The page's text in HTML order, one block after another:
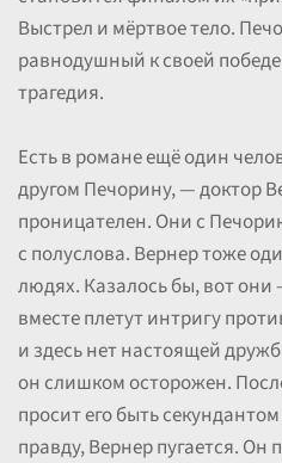
Выстрел и мёртвое тело.
равнодушный к своей
трагедия.
Есть в романе ещё один
другом Печорину, — доктор
проницателен. Они с
с полуслова. Вернер тоже
людях. Казалось бы, вот они
вместе плетут интригу
и здесь нет настоящей
он слишком осторожен.
просит его быть
правду, Вернер пугается.